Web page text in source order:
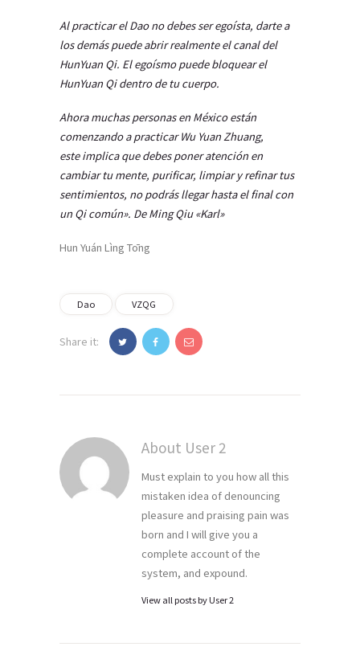
Al practicar el Dao no debes ser egoísta, darte a
los demás puede abrir realmente el canal del
HunYuan Qi. El egoísmo puede bloquear el
HunYuan Qi dentro de tu cuerpo.
Ahora muchas personas en México están
comenzando a practicar Wu Yuan Zhuang,
este implica que debes poner atención en
cambiar tu mente, purificar, limpiar y refinar tus
sentimientos, no podrás llegar hasta el final con
un Qi común». De Ming Qiu «Karl»
Hun Yuán Lìng Tōng
Dao VZQG
Share it:
About User 2
Must explain to you how all this
mistaken idea of denouncing
pleasure and praising pain was
born and I will give you a
complete account of the
system, and expound.
View all posts byUser 2